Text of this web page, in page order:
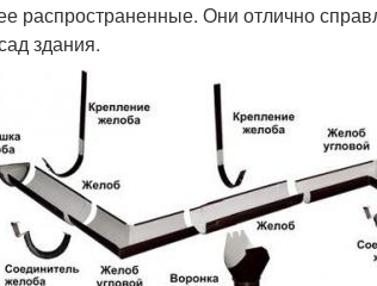
распространенные. Они отлично
здания.